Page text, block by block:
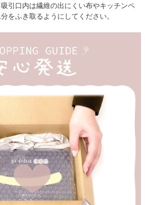
引口内は繊維の出にくい布やキッチンペ
をふき取るようにしてください。